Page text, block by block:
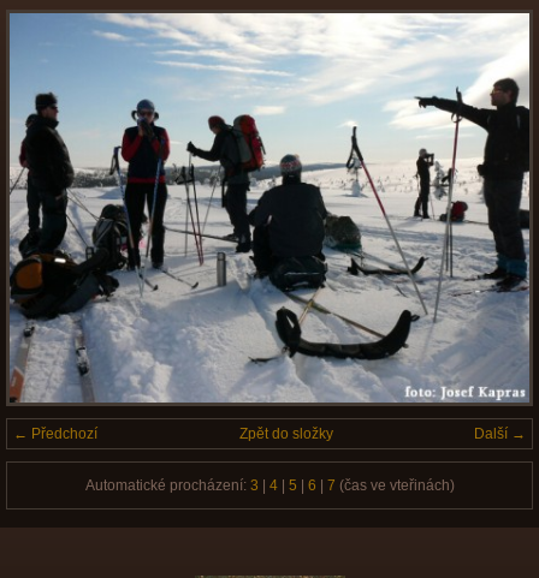
← Předchozí Další →
Zpět do složky
Automatické procházení: 3 4| 5 6 7 (čas ve vteřinách)